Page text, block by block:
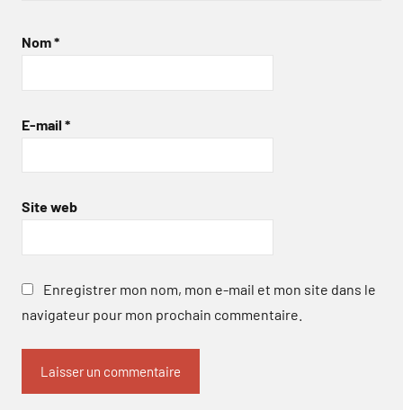
Nom*
E-mail *
Site web
Enregistrer mon nom, mon e-mail et mon site dans le
navigateur pour mon prochain commentaire.